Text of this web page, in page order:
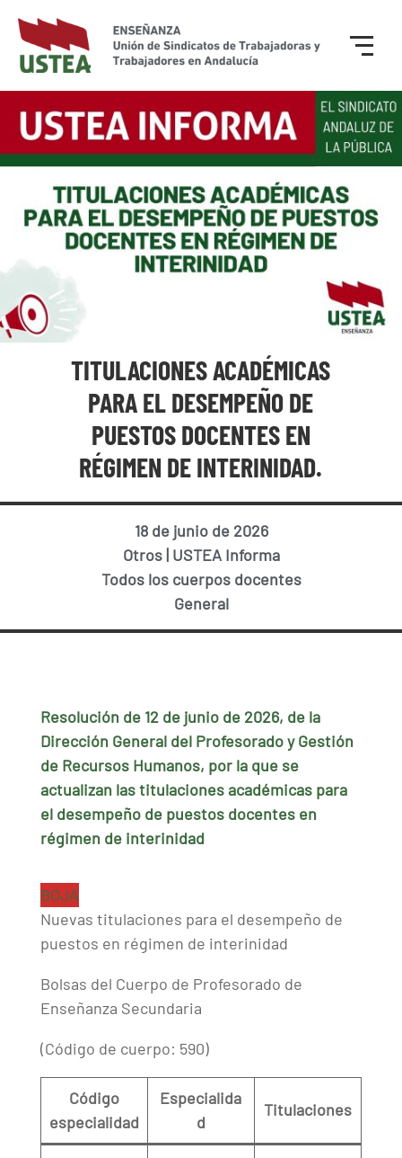
TITULACIONES ACADÉMICAS
PARA EL DESEMPEÑO DE
PUESTOS DOCENTES EN
RÉGIMEN DE INTERINIDAD.
18 de junio de 2026
Otros| USTEA Informa
Todos los cuerpos docentes
General
Resolución de 12 de junio de 2026, de la
Dirección General del Profesorado y Gestión
de Recursos Humanos, por la que se
actualizan las titulaciones académicas para
el desempeño de puestos docentes en
régimen de interinidad
BOJA
Nuevas titulaciones para el desempeño de
puestos en régimen de interinidad
Bolsas del Cuerpo de Profesorado de
Enseñanza Secundaria
(Código de cuerpo: 590)
Código
especialidad
Especialida
d
Titulaciones